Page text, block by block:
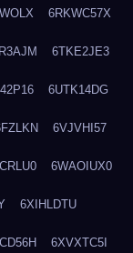
6RKWC57X
6TKE2JE3
6UTK14DG
6VJVHI57
6WAOIUX0
6XIHLDTU
6XVXTC5I